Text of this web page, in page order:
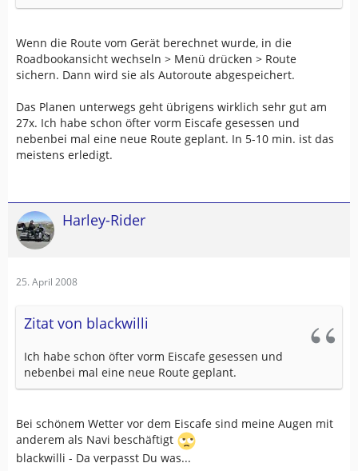
Wenn die Route vom Gerät berechnet wurde, in die
Roadbookansicht wechseln > Menü drücken > Route
sichern. Dann wird sie als Autoroute abgespeichert.
Das Planen unterwegs geht übrigens wirklich sehr gut am
27x. Ich habe schon öfter vorm Eiscafe gesessen und
nebenbei mal eine neue Route geplant. In 5-10 min. ist das
meistens erledigt.
Harley-Rider
25. April 2008
Zitat von blackwilli
Ich habe schon öfter vorm Eiscafe gesessen und
nebenbei mal eine neue Route geplant.
Bei schönem Wetter vor dem Eiscafe sind meine Augen mit
anderem als Navi beschäftigt
blackwilli - Da verpasst Du was...